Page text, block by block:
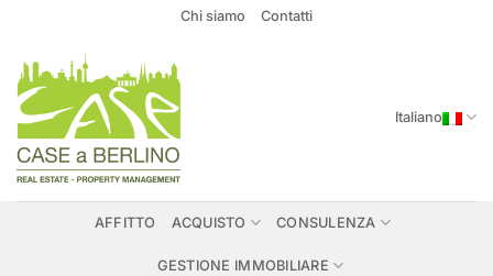
contenuti
Chi siamo Contatti
Italiano
AFFITTO ACQUISTO CONSULENZA
GESTIONE IMMOBILIARE